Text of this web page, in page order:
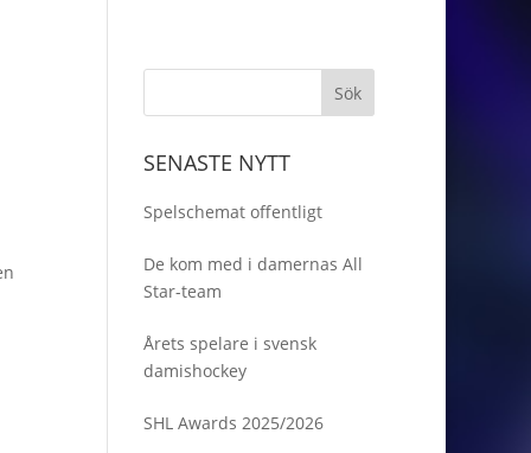
SENASTE NYTT
Spelschemat offentligt
De kom med i damernas All
Star-team
Årets spelare i svensk
damishockey
SHL Awards 2025/2026